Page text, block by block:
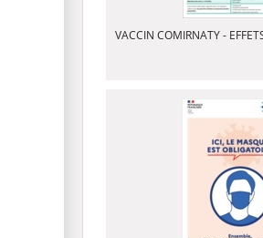
VACCIN COMIRNATY -